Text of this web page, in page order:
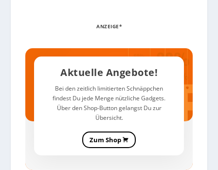
ANZEIGE*
Aktuelle Angebote!
Bei den zeitlich limitierten Schnäppchen
findest Du jede Menge nützliche Gadgets.
Über den Shop-Button gelangst Du zur
Übersicht.
Zum Shop